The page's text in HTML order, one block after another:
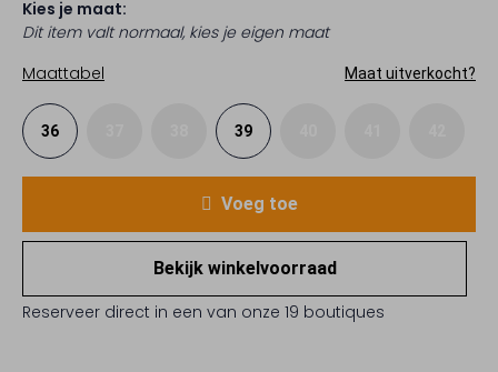
Kies je maat:
Dit item valt normaal, kies je eigen maat
Maattabel
Maat uitverkocht?
36 39
Voeg toe
Bekijk winkelvoorraad
Reserveer direct in een van onze 19 boutiques